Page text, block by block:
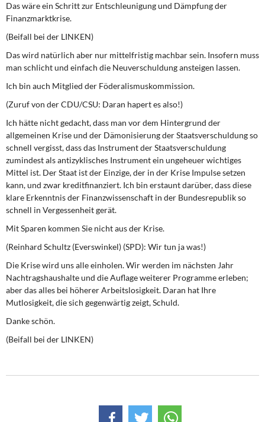
Das wäre ein Schritt zur Entschleunigung und Dämpfung der
Finanzmarktkrise.
(Beifall bei der LINKEN)
Das wird natürlich aber nur mittelfristig machbar sein. Insofern muss
man schlicht und einfach die Neuverschuldung ansteigen lassen.
Ich bin auch Mitglied der Föderalismuskommission.
(Zuruf von der CDU/CSU: Daran hapert es also!)
Ich hätte nicht gedacht, dass man vor dem Hintergrund der
allgemeinen Krise und der Dämonisierung der Staatsverschuldung so
schnell vergisst, dass das Instrument der Staatsverschuldung
zumindest als antizyklisches Instrument ein ungeheuer wichtiges
Mittel ist. Der Staat ist der Einzige, der in der Krise Impulse setzen
kann, und zwar kreditfinanziert. Ich bin erstaunt darüber, dass diese
klare Erkenntnis der Finanzwissenschaft in der Bundesrepublik so
schnell in Vergessenheit gerät.
Mit Sparen kommen Sie nicht aus der Krise.
(Reinhard Schultz (Everswinkel) (SPD): Wir tun ja was!)
Die Krise wird uns alle einholen. Wir werden im nächsten Jahr
Nachtragshaushalte und die Auflage weiterer Programme erleben;
aber das alles bei höherer Arbeitslosigkeit. Daran hat Ihre
Mutlosigkeit, die sich gegenwärtig zeigt, Schuld.
Danke schön.
(Beifall bei der LINKEN)